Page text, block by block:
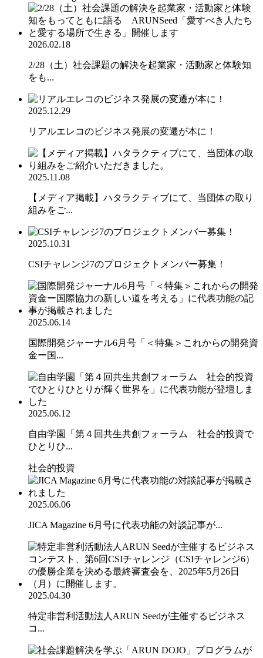
2026.02.18
2/28（土）社会課題の解決を起業家・活動家と体験知
をも...
2025.12.29
リアルエレコのビジネス発展の変遷が本に！
2025.11.08
【メディア掲載】ハタラクティブにて、当団体の取り
組みをご...
2025.10.31
CSIチャレンジ7のプロジェクトメンバー募集！
2025.06.14
国際開発ジャーナル6月号「＜特集＞これからの開発資
金ー国...
2025.06.12
自由学園「第４回共生共創フォーラム 社会的投資で
ひとりひ...
社会的投資
2025.06.06
JICA Magazine 6月号に代表功能の対談記事が...
2025.04.30
特定非営利活動法人ARUN Seedが主催するビジネス
コ...